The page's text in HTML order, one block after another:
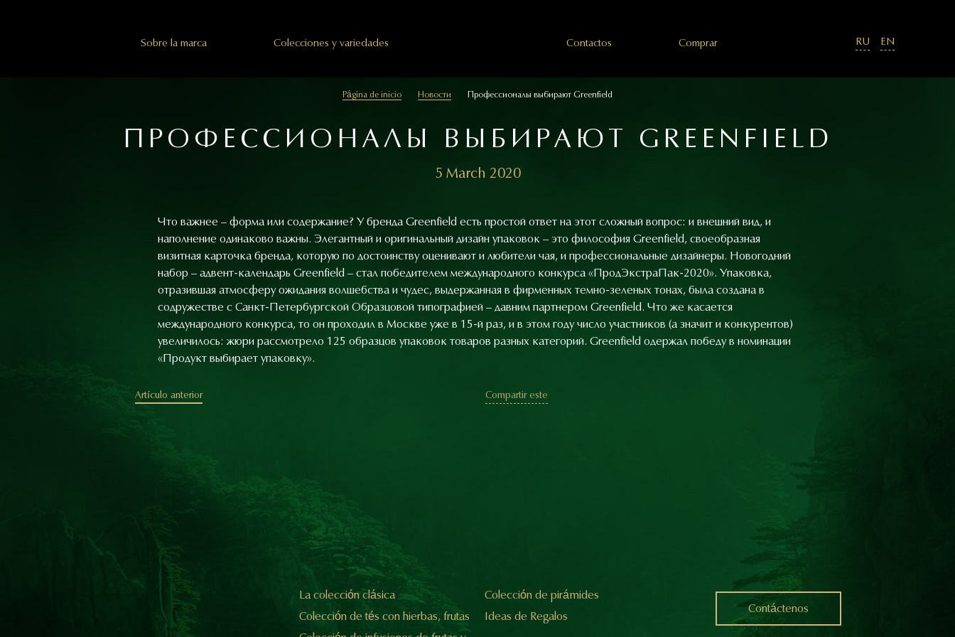
Sobre la marca Colecciones y variedades Сontactos Comprar RU EN
Página de inicio Новости Профессионалы выбирают Greenfield
ПРОФЕССИОНАЛЫ ВЫБИРАЮТ GREENFIELD
5 March 2020
Что важнее – форма или содержание? У бренда Greenfield есть простой ответ на этот сложный вопрос: и внешний вид, и
наполнение одинаково важны. Элегантный и оригинальный дизайн упаковок – это философия Greenfield, своеобразная
визитная карточка бренда, которую по достоинству оценивают и любители чая, и профессиональные дизайнеры. Новогодний
набор – адвент-календарь Greenfield – стал победителем международного конкурса «ПродЭкстраПак-2020». Упаковка,
отразившая атмосферу ожидания волшебства и чудес, выдержанная в фирменных темно-зеленых тонах, была создана в
содружестве с Санкт-Петербургской Образцовой типографией – давним партнером Greenfield. Что же касается
международного конкурса, то он проходил в Москве уже в 15-й раз, и в этом году число участников (а значит и конкурентов)
увеличилось: жюри рассмотрело 125 образцов упаковок товаров разных категорий. Greenfield одержал победу в номинации
«Продукт выбирает упаковку».
Artículo anterior Compartir este
La colección clásica
Colección de tés con hierbas, frutas
Colección de pirámides
Ideas de Regalos
Contáctenos
Contáctenos